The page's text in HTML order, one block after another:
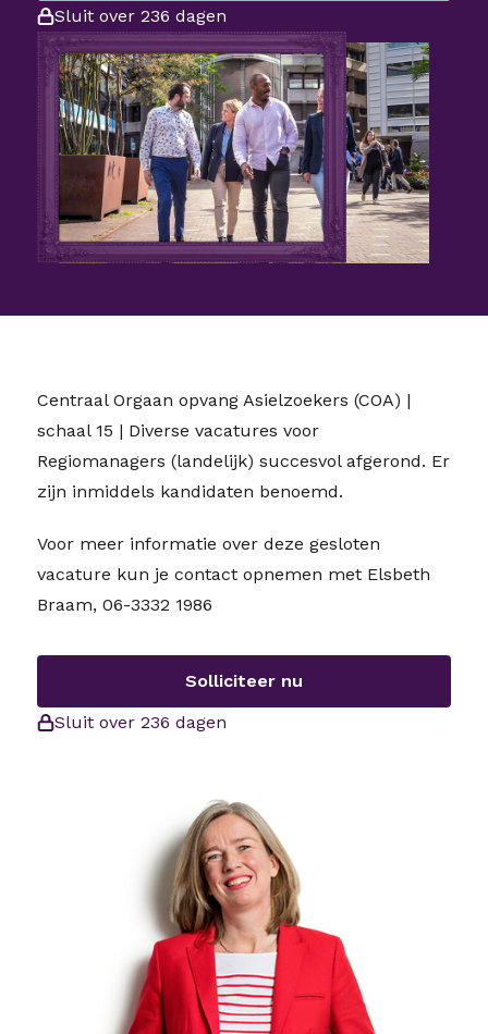
Sluit over 236 dagen
Centraal Orgaan opvang Asielzoekers (COA) |
schaal 15 | Diverse vacatures voor
Regiomanagers (landelijk) succesvol afgerond. Er
zijn inmiddels kandidaten benoemd.
Voor meer informatie over deze gesloten
vacature kun je contact opnemen met Elsbeth
Braam, 06-3332 1986
Solliciteer nu
Sluit over 236 dagen